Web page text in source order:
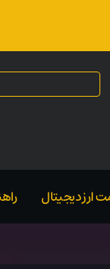
ارز دیجیتال